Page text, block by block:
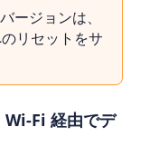
ージョンは、
リセットをサ
Wi-Fi 経由でデ